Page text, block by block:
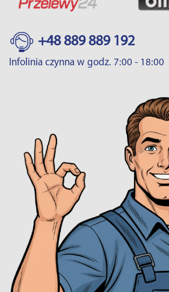
+48 889 889 192
Infolinia czynna w godz. 7:00 - 18:00